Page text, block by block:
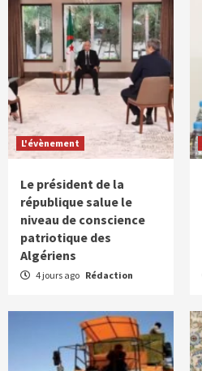
L'évènement
Le président de la
république salue le
niveau de conscience
patriotique des
Algériens
4 jours ago Rédaction